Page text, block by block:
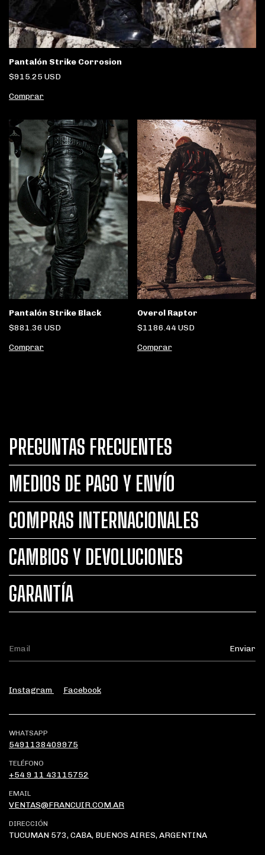
Pantalón Strike Corrosion
$915.25 USD
Comprar
Pantalón Strike Black
$881.36 USD
Comprar
Overol Raptor
$1186.44 USD
Comprar
PREGUNTAS FRECUENTES
MEDIOS DE PAGO Y ENVÍO
COMPRAS INTERNACIONALES
CAMBIOS Y DEVOLUCIONES
GARANTÍA
Instagram Facebook
WHATSAPP
5491138409975
TELÉFONO
+54 9 11 43115752
EMAIL
VENTAS@FRANCUIR.COM.AR
DIRECCIÓN
TUCUMAN 573, CABA, BUENOS AIRES, ARGENTINA